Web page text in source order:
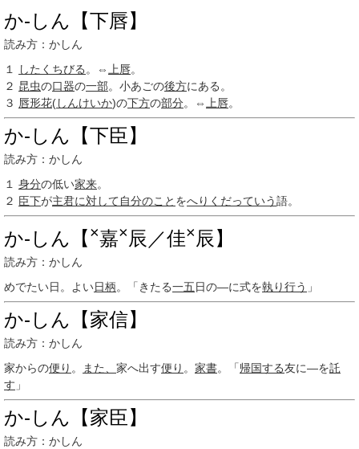
か‐しん【下唇】
読み方：かしん
１
したくちびる 。⇔ 上唇。
２ 昆虫の口器の一部。小あごの後方にある。
３ 唇形花(しんけいか)の下方の部分。⇔ 上唇。
か‐しん【下臣】
読み方：かしん
１
身分の低い家来。
２ 臣下が主君に対して自分のこと をへりくだっていう語。
か‐しん【 ×嘉× 辰／佳× 辰】
読み方：かしん
めでたい日。よい日柄。「きたる一五日の―に式を執り行う 」
か‐しん【家信】
読み方：かしん
家からの便り 。 また、 家へ出す便り 。 家書。「帰国する友に―を託
す 」
か‐しん【家臣】
読み方：かしん